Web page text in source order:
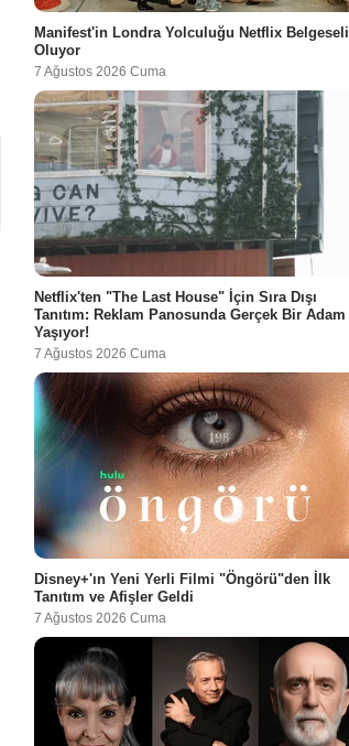
Manifest'in Londra Yolculuğu Netflix Belgeseli
Oluyor
7 Ağustos 2026 Cuma
Netflix'ten "The Last House" İçin Sıra Dışı
Tanıtım: Reklam Panosunda Gerçek Bir Adam
Yaşıyor!
7 Ağustos 2026 Cuma
Disney+'ın Yeni Yerli Filmi "Öngörü"den İlk
Tanıtım ve Afişler Geldi
7 Ağustos 2026 Cuma